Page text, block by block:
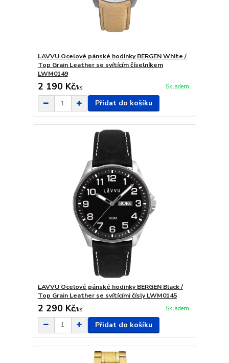
LAVVU Ocelové pánské hodinky BERGEN White /
Top Grain Leather se svítícím číselníkem
LWM0149
2 190 Kč/ks Skladem
Přidat do košíku
LAVVU Ocelové pánské hodinky BERGEN Black /
Top Grain Leather se svítícími čísly LWM0145
2 290 Kč/ks Skladem
Přidat do košíku